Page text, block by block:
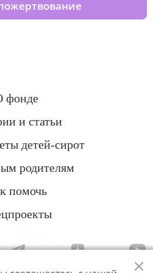
фонде
и статьи
детей-сирот
родителям
помочь